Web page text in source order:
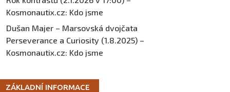
Kosmonautix.cz: Kdo jsme
Dušan Majer – Marsovská dvojčata
Perseverance a Curiosity (1.8.2025) –
Kosmonautix.cz: Kdo jsme
ZÁKLADNÍ INFORMACE